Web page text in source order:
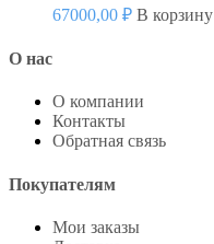
67000,00 ₽ В корзину
О нас
О компании
Контакты
Обратная связь
Покупателям
Мои заказы